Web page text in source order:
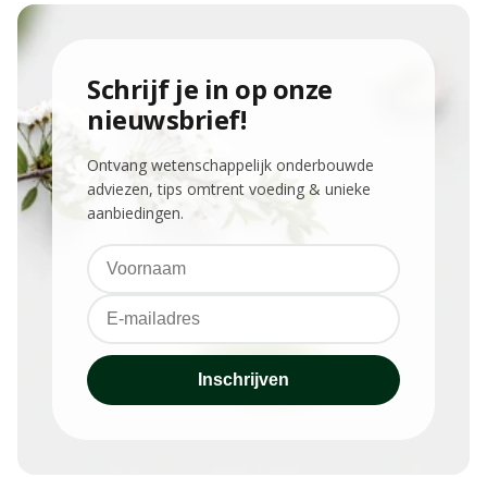
schrijf je in op onze
nieuwsbrief!
Ontvang wetenschappelijk onderbouwde
adviezen, tips omtrent voeding & unieke
aanbiedingen.
Inschrijven